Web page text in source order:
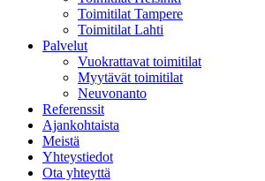
Toimitilat Tampere
Toimitilat Lahti
Palvelut
Vuokrattavat toimitilat
Myytävät toimitilat
Neuvonanto
Referenssit
Ajankohtaista
Meistä
Yhteystiedot
Ota yhteyttä